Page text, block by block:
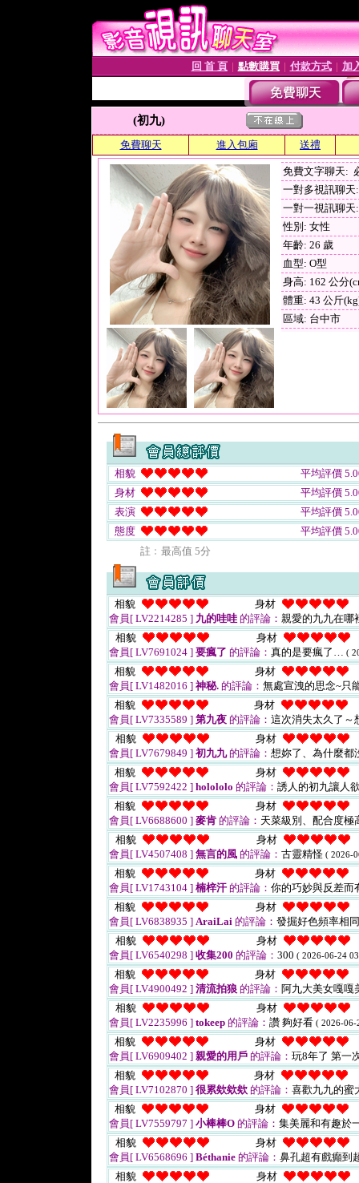
回 首 頁 點數購買│ 付款方式│ 加
(初九)
免費聊天 進入包廂 送禮
免費文字聊天:
一對多視訊聊天
一對一視訊聊天
性別: 女性
年齡: 26 歲
血型: O型
身高: 162 公分
體重: 43 公斤
區域: 台中市
相貌
平均評價
身材
平均評價
表演
平均評價
態度
平均評價
註﹕最高值 5分
相貌
身材
會員[ LV2214285 ] 九的哇哇 的評論： 親愛的九九在哪
相貌
身材
會員[ LV7691024 ] 要瘋了 的評論： 真的是要瘋了… (
相貌
身材
會員[ LV1482016 ] 神秘. 的評論： 無處宣洩的思念~只
相貌
身材
會員[ LV7335589 ] 第九夜 的評論： 這次消失太久了～
相貌
身材
會員[ LV7679849 ] 初九九的評論： 想妳了、為什麼都
相貌
身材
會員[ LV7592422 ] holololo 的評論： 誘人的初九讓人
相貌
身材
會員[ LV6688600 ] 麥肯 的評論： 天菜級別、配合度
相貌
身材
會員[ LV4507408 ] 無言的風 的評論： 古靈精怪 ( 2026-
相貌
身材
會員[ LV1743104 ] 楠梓汗 的評論： 你的巧妙與反差而
相貌
身材
會員[ LV6838935 ] AraiLai 的評論： 發掘好色頻率相
相貌
身材
會員[ LV6540298 ] 收集200 的評論： 300 ( 2026-06-24
相貌
身材
會員[ LV4900492 ] 清流拍狼 的評論： 阿九大美女嘎嘎
相貌
身材
會員[ LV2235996 ] tokeep 的評論： 讚 夠好看 ( 2026-06-
相貌
身材
會員[ LV6909402 ] 親愛的用戶 的評論： 玩8年了 第一
相貌
身材
會員[ LV7102870 ] 很累欸欸欸 的評論： 喜歡九九的蜜
相貌
身材
會員[ LV7559797 ] 小棒棒O 的評論： 集美麗和有趣於
相貌
身材
會員[ LV6568696 ] Béthanie 的評論： 鼻孔超有戲癲到
相貌
身材